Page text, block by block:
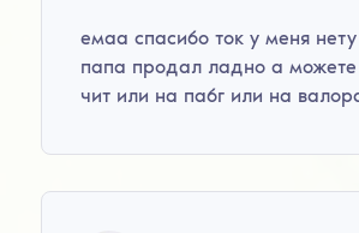
емаа спасибо ток у меня
папа продал ладно а можете
чит или на пабг или на